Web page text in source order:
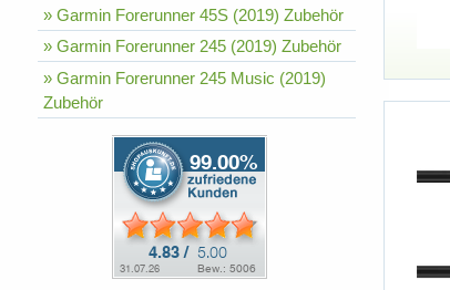
» Garmin Forerunner 45S (2019) Zubehör
» Garmin Forerunner 245 (2019) Zubehör
» Garmin Forerunner 245 Music (2019)
Zubehör